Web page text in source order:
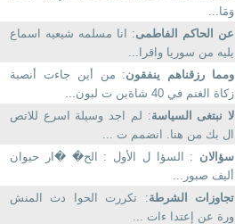
وَمَا...
عن الحاكم الفاطمى: انا مسلمه شيعيه اسماع
يليه من سوريا واقرا...
ومما رزقناهم ينفقون: من أين جاءت أنصبة
زكاة الغنم في 40 شاةبن ت لبون...
لا نبتغى السياسة: لم اجد وسيلة اسرع للاتص
ال بك من هنا. انضمم ت ...
سؤالان : السؤا ل الأول : الح� �ار حيوان
أليف صبور...
تجاوزات الشرطة: تكررت الحوا دث المنش
ورة عن إعتدا ءات ...